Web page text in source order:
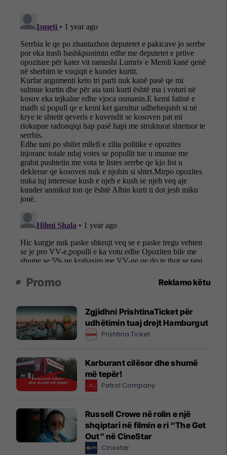
Promo Reklamo këtu
Zgjidhni PrishtinaTicket për
udhëtimin tuaj drejt Hamburgut
Prishtina Ticket
Karburant cilësor dhe shumë
më tepër!
Petrol Company
Russell Crowe në rolin e një
shqiptari në filmin e ri “The Get
Out” në CineStar
Cinestar